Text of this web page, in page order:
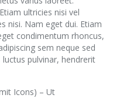
ultricies nisi vel
nisi. Nam eget dui. Etiam
condimentum rhoncus,
sem neque sed
pulvinar, hendrerit
Icons) – Ut